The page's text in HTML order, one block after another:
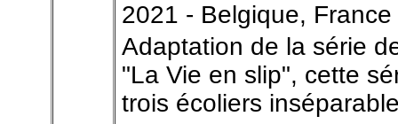
2021 - Belgique, France
Adaptation de la série
"La Vie en slip", cette
trois écoliers